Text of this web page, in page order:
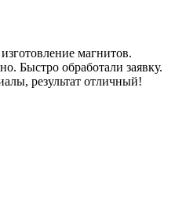
магнитов.
Быстро обработали заявку.
результат отличный!